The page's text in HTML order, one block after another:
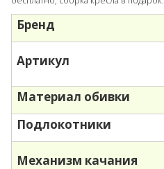
Бренд
Артикул
Материал обивки
Подлокотники
Механизм качания